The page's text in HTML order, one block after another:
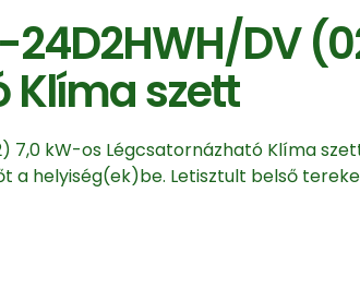
24D2HWH/DV
Klíma szett
7,0 kW-os Légcsatornázható Klíma
helyiség(ek)be. Letisztult belső